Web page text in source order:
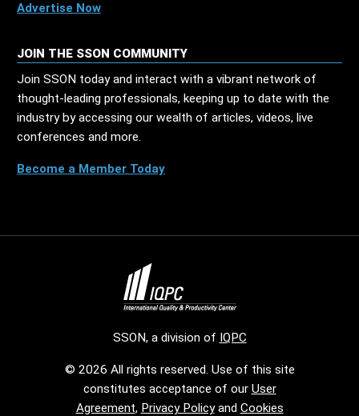
Advertise Now
JOIN THE SSON COMMUNITY
Join SSON today and interact with a vibrant network of
thought-leading professionals, keeping up to date with the
industry by accessing our wealth of articles, videos, live
conferences and more.
Become a Member Today
SSON, a division of IQPC
© 2026 All rights reserved. Use of this site
constitutes acceptance of our User
Agreement, Privacy Policyand Cookies